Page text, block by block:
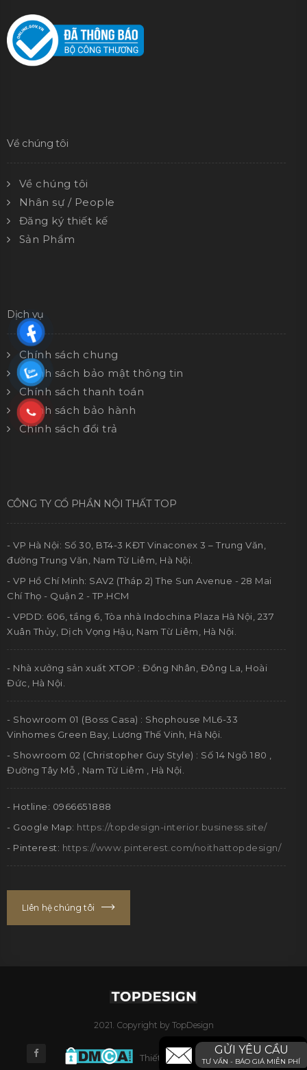
Về chúng tôi
Về chúng tôi
Nhân sự / People
Đăng ký thiết kế
Sản Phẩm
Dịch vụ
Chính sách chung
Chính sách bảo mật thông tin
Chính sách thanh toán
Chính sách bảo hành
Chính sách đổi trả
CÔNG TY CỔ PHẦN NỘI THẤT TOP
- VP Hà Nội: Số 30, BT4-3 KĐT Vinaconex 3 – Trung Văn,
đường Trung Văn, Nam Từ Liêm, Hà Nội.
- VP Hồ Chí Minh: SAV2 (Tháp 2) The Sun Avenue - 28 Mai
Chí Thọ - Quận 2 - TP.HCM
- VPDD: 606, tầng 6, Tòa nhà Indochina Plaza Hà Nội, 237
Xuân Thủy, Dịch Vọng Hậu, Nam Từ Liêm, Hà Nội.
- Nhà xưởng sản xuất XTOP : Đồng Nhân, Đông La, Hoài
Đức, Hà Nội.
- Showroom 01 (Boss Casa) : Shophouse ML6-33
Vinhomes Green Bay, Lương Thế Vinh, Hà Nội.
- Showroom 02 (Christopher Guy Style) : Số 14 Ngõ 180 ,
Đường Tây Mỗ , Nam Từ Liêm , Hà Nội.
- Hotline: 0966651888
- Google Map: https://topdesign-interior.business.site/
- Pinterest: https://www.pinterest.com/noithattopdesign/
LIên hệ chúng tôi
2021. Copyright by TopDesign
Thiết kế Website bởi WebDigital.vn
GỬI YÊU CẦU
TƯ VẤN - BÁO GIÁ MIỄN PHÍ